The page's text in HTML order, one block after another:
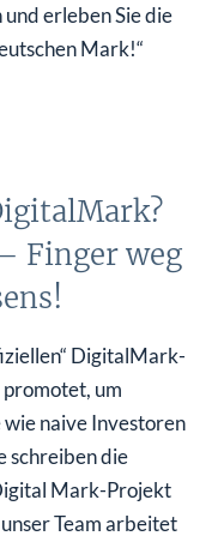
erleben Sie die
Mark!“
Finger weg
DigitalMark-
um
naive Investoren
schreiben die
Mark-Projekt
Team arbeitet